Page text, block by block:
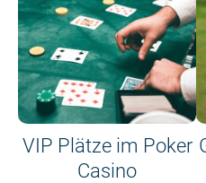
VIP Plätze im Poker
Casino